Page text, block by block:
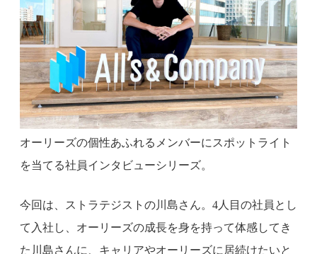
オーリーズの個性あふれるメンバーにスポットライト
を当てる社員インタビューシリーズ。
今回は、ストラテジストの川島さん。4人目の社員とし
て入社し、オーリーズの成長を身を持って体感してき
た川島さんに、キャリアやオーリーズに居続けたいと